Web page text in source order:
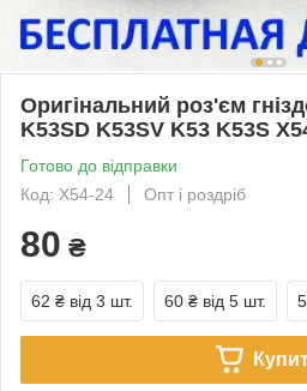
Оригінальний роз'єм
K53SD K53SV K53 K53S
Готово до відправки
Код: X54-24
Опт і роздріб
80 ₴
62 ₴ від 3 шт. 60 ₴ від 5 шт.